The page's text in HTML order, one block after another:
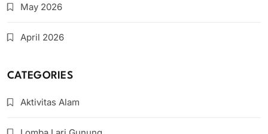
May 2026
April 2026
CATEGORIES
Aktivitas Alam